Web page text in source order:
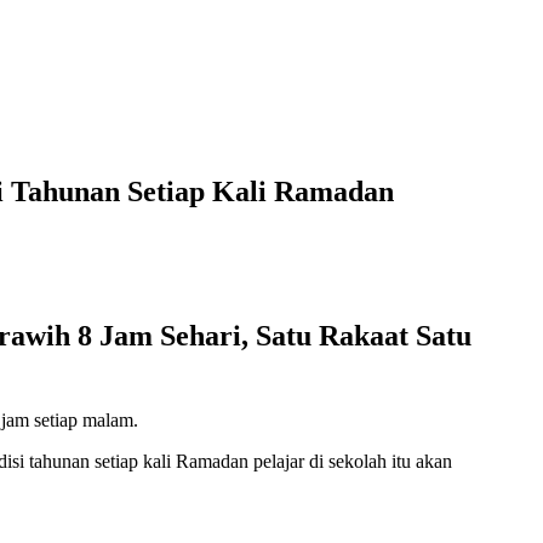
Setiap Kali Ramadan
8 Jam Sehari, Satu Rakaat Satu
setiap malam.
tahunan setiap kali Ramadan pelajar di sekolah itu akan